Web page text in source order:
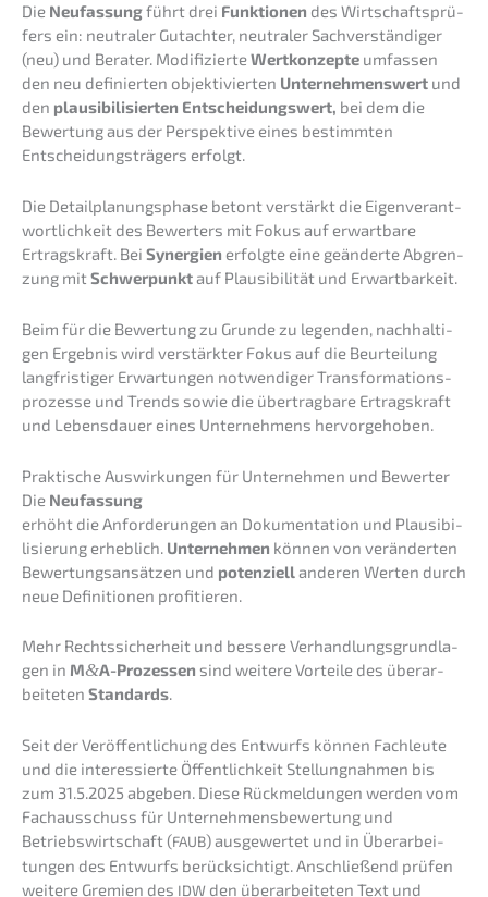
Die Neufas­sungführt drei Funktio­nen des Wirtschafts­prü­
fers ein: neutra­ler Gutach­ter, neutra­ler Sachver­stän­di­ger
(neu) und Berater. Modifi­zier­teWertkon­zep­te umfas­sen
den neu definier­ten objek­ti­vier­ten Unter­neh­mens­wert und
den plausi­bi­li­sier­ten Entschei­dungs­wert, bei dem die
Bewer­tung aus der Perspek­ti­ve eines bestimm­ten
Entschei­dungs­trä­gers erfolgt.
Die Detail­pla­nungs­pha­se betont verstärkt die Eigen­ver­ant­
wort­lich­keit des Bewer­ters mit Fokus auf erwart­ba­re
Ertrags­kraft. Bei Syner­gien erfolg­te eine geänder­te Abgren­
zung mitSchwer­punktauf Plausi­bi­li­tät und Erwartbarkeit.
Beim für die Bewer­tung zu Grunde zu legen­den, nachhal­ti­
gen Ergeb­nis wird verstärk­ter Fokus auf die Beurtei­lung
langfris­ti­ger Erwar­tun­gen notwen­di­ger Trans­for­ma­ti­ons­
pro­zes­se und Trends sowie die übertrag­ba­re Ertrags­kraft
und Lebens­dau­er eines Unter­neh­mens hervorgehoben.
Prakti­sche Auswir­kun­gen für Unter­neh­men und Bewerter
Die Neufas­sung
erhöht die Anfor­de­run­gen an Dokumen­ta­ti­on und Plausi­bi­
li­sie­rung erheb­lich. Unter­neh­men können von verän­der­ten
Bewer­tungs­an­sät­zen und poten­zi­ell anderen Werten durch
neue Defini­tio­nen profitieren.
Mehr Rechts­si­cher­heit und besse­re Verhand­lungs­grund­la­
gen in M&A-Prozessen sind weite­re Vortei­le des überar­
bei­te­ten Standards.
Seit der Veröf­fent­li­chung des Entwurfs können Fachleu­te
und die inter­es­sier­te Öffent­lich­keit Stellung­nah­men bis
zum 31.5.2025 abgeben. Diese Rückmel­dun­gen werden vom
Fachaus­schuss für Unternehmens­bewertung und
Betriebs­wirt­schaft (FAUB) ausge­wer­tet und in Überar­bei­
tun­gen des Entwurfs berück­sich­tigt. Anschlie­ßend prüfen
weite­re Gremi­en des IDW den überar­bei­te­ten Text und